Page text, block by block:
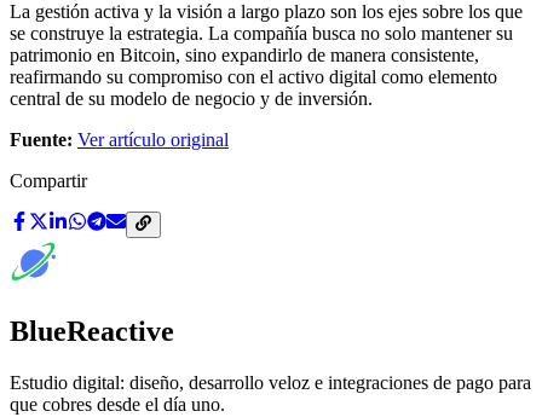
La gestión activa y la visión a largo plazo son los ejes sobre los que
se construye la estrategia. La compañía busca no solo mantener su
patrimonio en Bitcoin, sino expandirlo de manera consistente,
reafirmando su compromiso con el activo digital como elemento
central de su modelo de negocio y de inversión.
Fuente: Ver artículo original
Compartir
BlueReactive
Estudio digital: diseño, desarrollo veloz e integraciones de pago para
que cobres desde el día uno.